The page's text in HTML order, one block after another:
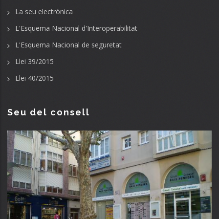
La seu electrònica
L'Esquema Nacional d'Interoperabilitat
L'Esquema Nacional de seguretat
Llei 39/2015
Llei 40/2015
Seu del consell